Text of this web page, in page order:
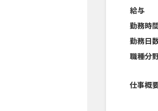
給与
勤務時
勤務日
職種分
仕事概